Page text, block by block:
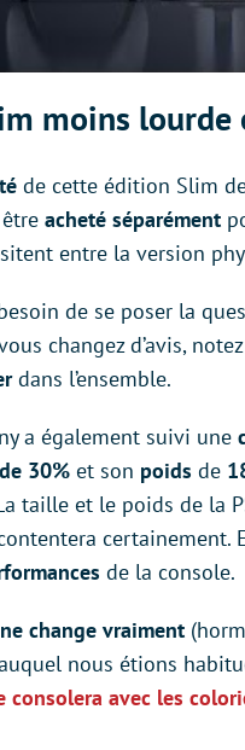
moins
de cette édition Slim
acheté séparément
entre la version
de se poser la
changez d’avis,
dans l’ensemble.
a également suivi une
30% et son poids de
taille et le poids de la
certainement.
de la console.
change vraiment
nous étions
consolera avec les